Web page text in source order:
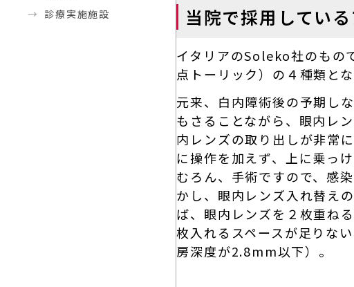
診療実施施設
当院で採用してい
イタリアのSoleko社のもの
点トーリック）の４種類とな
元来、白内障術後の予期し
もさることながら、眼内レ
内レンズの取り出しが非常
に操作を加えず、上に乗っ
むろん、手術ですので、感
かし、眼内レンズ入れ替え
ば、眼内レンズを２枚重ね
枚入れるスペースが足りな
房深度が2.8mm以下）。